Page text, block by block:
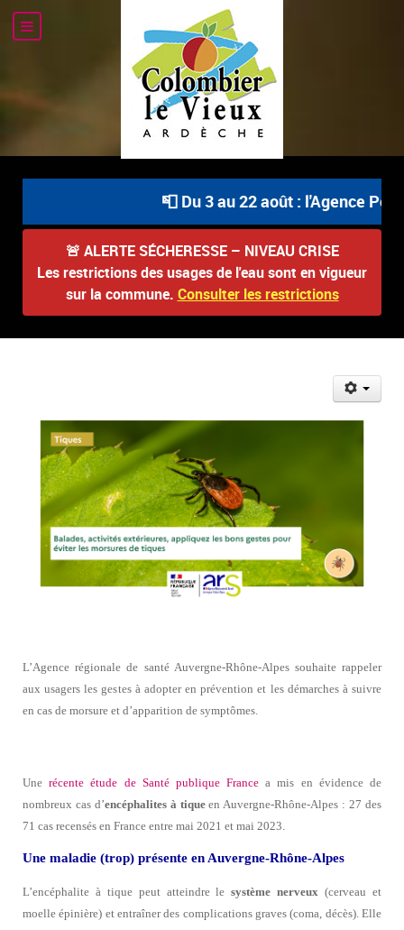
📮 Du 3 au 22 août : l'Agence
🚨 ALERTE SÉCHERESSE – NIVEAU CRISE
Les restrictions des usages de l'eau sont en vigueur
sur la commune. Consulter les restrictions
L’Agence régionale de santé Auvergne-Rhône-Alpes souhaite rappeler
aux usagers les gestes à adopter en prévention et les démarches à suivre
en cas de morsure et d’apparition de symptômes.
Unerécente étude de Santé publique France a mis en évidence de
nombreux cas d’encéphalites à tiqueen Auvergne-Rhône-Alpes : 27 des
71 cas recensés en France entre mai 2021 et mai 2023.
Une maladie (trop) présente en Auvergne-Rhône-Alpes
L’encéphalite à tique peut atteindre lesystème nerveux (cerveau et
moelle épinière) et entraîner des complications graves (coma, décès). Elle